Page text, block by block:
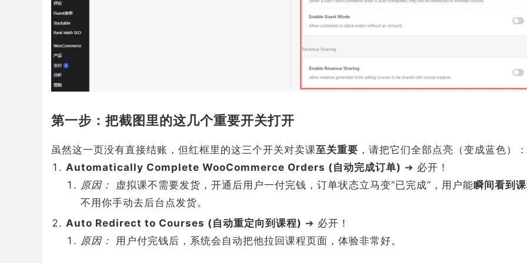
第一步：把截图里的这几个重要开关打开
虽然这一页没有直接结账，但红框里的这三个开关对卖课至关重要 ，请把它们全部点亮（变成蓝色）：
Automatically Complete WooCommerce Orders (自动完成订单) ➔ 必开！
原因：
虚拟课不需要发货，开通后用户一付完钱，订单状态立马变“已完成”，用户能瞬间看到
不用你手动去后台点发货。
Auto Redirect to Courses (自动重定向到课程) ➔ 必开！
原因：
用户付完钱后，系统会自动把他拉回课程页面，体验非常好。